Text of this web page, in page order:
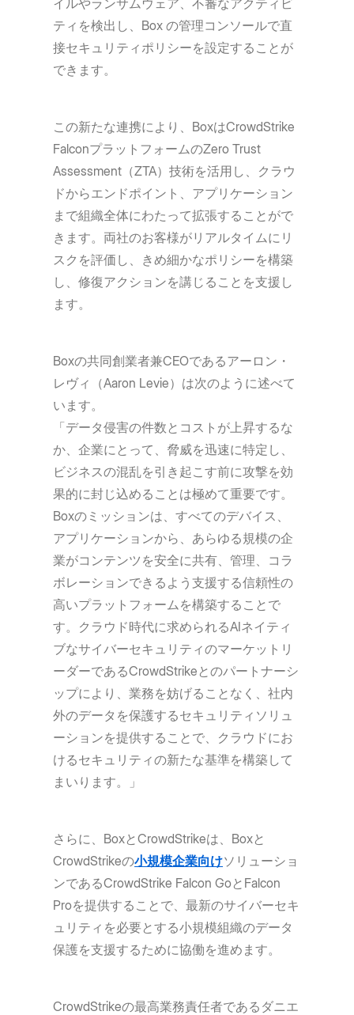
イルやランサムウェア、不審なアクティビ
ティを検出し、Box の管理コンソールで直
接セキュリティポリシーを設定することが
できます。
この新たな連携により、BoxはCrowdStrike
FalconプラットフォームのZero Trust
Assessment（ZTA）技術を活用し、クラウ
ドからエンドポイント、アプリケーション
まで組織全体にわたって拡張することがで
きます。両社のお客様がリアルタイムにリ
スクを評価し、きめ細かなポリシーを構築
し、修復アクションを講じることを支援し
ます。
Boxの共同創業者兼CEOであるアーロン・
レヴィ（Aaron Levie）は次のように述べて
います。
「データ侵害の件数とコストが上昇するな
か、企業にとって、脅威を迅速に特定し、
ビジネスの混乱を引き起こす前に攻撃を効
果的に封じ込めることは極めて重要です。
Boxのミッションは、すべてのデバイス、
アプリケーションから、あらゆる規模の企
業がコンテンツを安全に共有、管理、コラ
ボレーションできるよう支援する信頼性の
高いプラットフォームを構築することで
す。クラウド時代に求められるAIネイティ
ブなサイバーセキュリティのマーケットリ
ーダーであるCrowdStrikeとのパートナーシ
ップにより、業務を妨げることなく、社内
外のデータを保護するセキュリティソリュ
ーションを提供することで、クラウドにお
けるセキュリティの新たな基準を構築して
まいります。」
さらに、BoxとCrowdStrikeは、Boxと
CrowdStrikeの小規模企業向けソリューショ
ンであるCrowdStrike Falcon GoとFalcon
Proを提供することで、最新のサイバーセキ
ュリティを必要とする小規模組織のデータ
保護を支援するために協働を進めます。
CrowdStrikeの最高業務責任者であるダニエ